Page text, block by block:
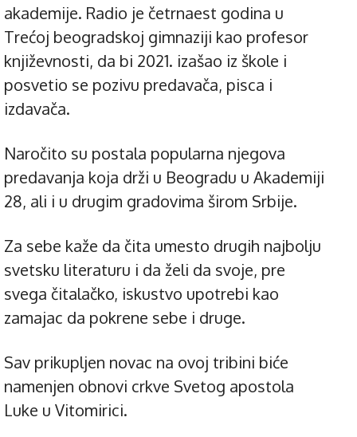
akademije. Radio je četrnaest godina u
Trećoj beogradskoj gimnaziji kao profesor
književnosti, da bi 2021. izašao iz škole i
posvetio se pozivu predavača, pisca i
izdavača.
Naročito su postala popularna njegova
predavanja koja drži u Beogradu u Akademiji
28, ali i u drugim gradovima širom Srbije.
Za sebe kaže da čita umesto drugih najbolju
svetsku literaturu i da želi da svoje, pre
svega čitalačko, iskustvo upotrebi kao
zamajac da pokrene sebe i druge.
Sav prikupljen novac na ovoj tribini biće
namenjen obnovi crkve Svetog apostola
Luke u Vitomirici.